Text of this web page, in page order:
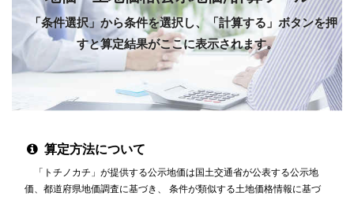
「条件選択」から条件を選択し、「計算する」ボタンを押
すと算定結果がここに表示されます。
算定方法について
「トチノカチ」が提供する公示地価は国土交通省が公表する公示地
価、都道府県地価調査に基づき、 条件が類似する土地価格情報に基づ